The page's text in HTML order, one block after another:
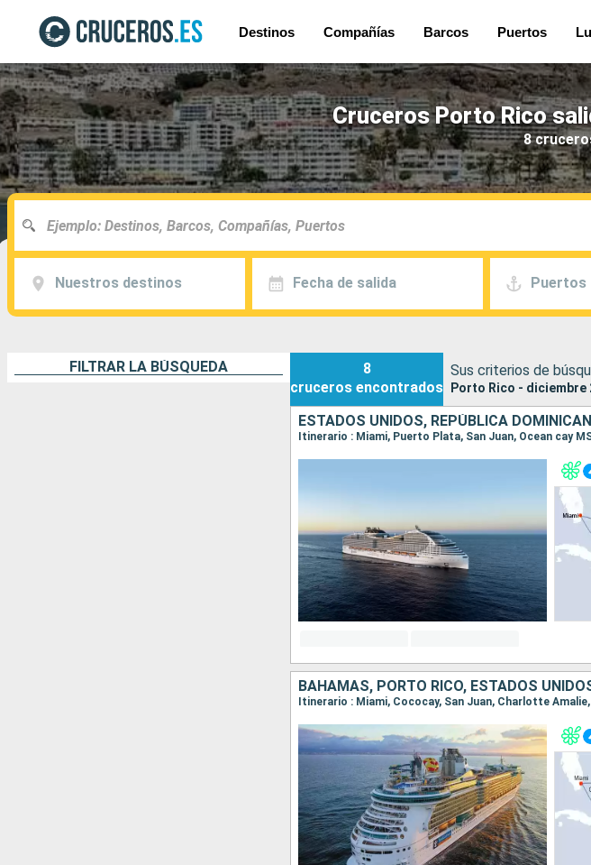
Destinos Compañías Barcos Puertos
Cruceros Porto Rico
8
Nuestros destinos Fecha de salida Puertos
FILTRAR LA BÚSQUEDA
8
cruceros encontrados
Sus criterios de
Porto Rico - diciembre
ESTADOS UNIDOS, REPÚBLICA
Itinerario : Miami, Puerto Plata, San Juan, Ocean cay
BAHAMAS, PORTO RICO, ESTADOS
Itinerario : Miami, Cococay, San Juan, Charlotte